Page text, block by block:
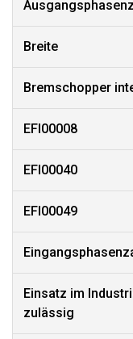
Breite
Bremschopper
EFI00008
EFI00040
EFI00049
Einsatz im
zulässig